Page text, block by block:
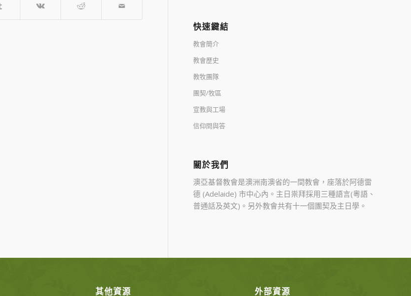
快速鍵結
教會簡介
教會歷史
教牧團隊
團契/牧區
宣教與工場
信仰問與答
關於我們
澳亞基督教會是澳洲南澳省的一間教會，座落於阿德雷
德 (Adelaide) 市中心內。主日祟拜採用三種語言(粵語、
普通話及英文)。另外教會共有十一個團契及主日學。
其他資源 外部資源